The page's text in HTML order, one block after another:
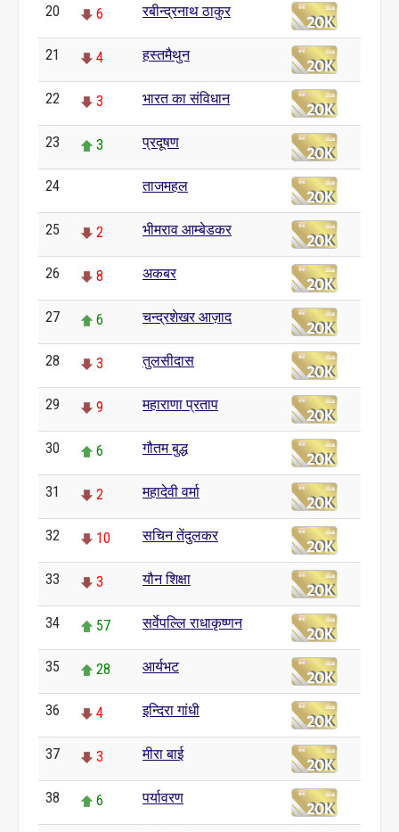
20 6 रबीन्द्रनाथ ठाकुर
21 4 हस्तमैथुन
22 3 भारत का संविधान
23 3 प्रदूषण
24 ताजमहल
25 2 भीमराव आम्बेडकर
26 8 अकबर
27 6 चन्द्रशेखर आज़ाद
28 3 तुलसीदास
29 9 महाराणा प्रताप
30 6 गौतम बुद्ध
31 2 महादेवी वर्मा
32 10 सचिन तेंदुलकर
33 3 यौन शिक्षा
34 57 सर्वेपल्लि राधाकृष्णन
35 28 आर्यभट
36 4 इन्दिरा गांधी
37 3 मीरा बाई
38 6 पर्यावरण